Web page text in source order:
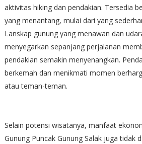
aktivitas hiking dan pendakian. Tersedia
yang menantang, mulai dari yang
Lanskap gunung yang menawan dan
menyegarkan sepanjang perjalanan
pendakian semakin menyenangkan.
berkemah dan menikmati momen
atau teman-teman.
Selain potensi wisatanya, manfaat
Gunung Puncak Gunung Salak juga tidak